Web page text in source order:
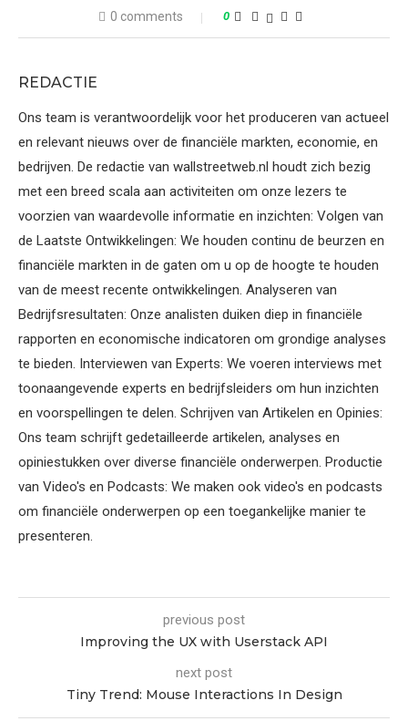
0 comments 0
REDACTIE
Ons team is verantwoordelijk voor het produceren van actueel
en relevant nieuws over de financiële markten, economie, en
bedrijven. De redactie van wallstreetweb.nl houdt zich bezig
met een breed scala aan activiteiten om onze lezers te
voorzien van waardevolle informatie en inzichten: Volgen van
de Laatste Ontwikkelingen: We houden continu de beurzen en
financiële markten in de gaten om u op de hoogte te houden
van de meest recente ontwikkelingen. Analyseren van
Bedrijfsresultaten: Onze analisten duiken diep in financiële
rapporten en economische indicatoren om grondige analyses
te bieden. Interviewen van Experts: We voeren interviews met
toonaangevende experts en bedrijfsleiders om hun inzichten
en voorspellingen te delen. Schrijven van Artikelen en Opinies:
Ons team schrijft gedetailleerde artikelen, analyses en
opiniestukken over diverse financiële onderwerpen. Productie
van Video's en Podcasts: We maken ook video's en podcasts
om financiële onderwerpen op een toegankelijke manier te
presenteren.
previous post
Improving the UX with Userstack API
next post
Tiny Trend: Mouse Interactions In Design